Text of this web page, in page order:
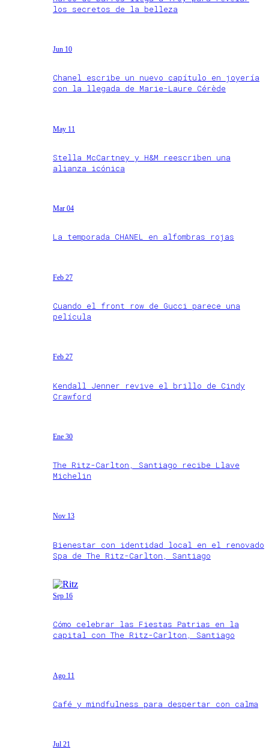
los secretos de la belleza
Jun 10
Chanel escribe un nuevo capítulo en joyería
con la llegada de Marie-Laure Cérède
May 11
Stella McCartney y H&M reescriben una
alianza icónica
Mar 04
La temporada CHANEL en alfombras rojas
Feb 27
Cuando el front row de Gucci parece una
película
Feb 27
Kendall Jenner revive el brillo de Cindy
Crawford
Ene 30
The Ritz-Carlton, Santiago recibe Llave
Michelin
Nov 13
Bienestar con identidad local en el renovado
Spa de The Ritz-Carlton, Santiago
Sep 16
Cómo celebrar las Fiestas Patrias en la
capital con The Ritz-Carlton, Santiago
Ago 11
Café y mindfulness para despertar con calma
Jul 21